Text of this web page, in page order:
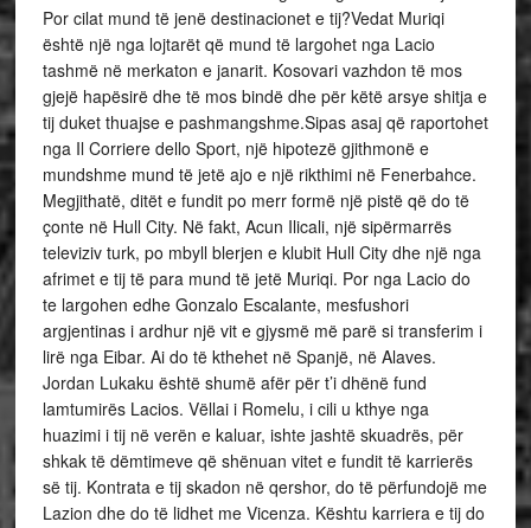
Por cilat mund të jenë destinacionet e tij?Vedat Muriqi
është një nga lojtarët që mund të largohet nga Lacio
tashmë në merkaton e janarit. Kosovari vazhdon të mos
gjejë hapësirë ​​dhe të mos bindë dhe për këtë arsye shitja e
tij duket thuajse e pashmangshme.Sipas asaj që raportohet
nga Il Corriere dello Sport, një hipotezë gjithmonë e
mundshme mund të jetë ajo e një rikthimi në Fenerbahce.
Megjithatë, ditët e fundit po merr formë një pistë që do të
çonte në Hull City. Në fakt, Acun Ilicali, një sipërmarrës
televiziv turk, po mbyll blerjen e klubit Hull City dhe një nga
afrimet e tij të para mund të jetë Muriqi. Por nga Lacio do
te largohen edhe Gonzalo Escalante, mesfushori
argjentinas i ardhur një vit e gjysmë më parë si transferim i
lirë nga Eibar. Ai do të kthehet në Spanjë, në Alaves.
Jordan Lukaku është shumë afër për t’i dhënë fund
lamtumirës Lacios. Vëllai i Romelu, i cili u kthye nga
huazimi i tij në verën e kaluar, ishte jashtë skuadrës, për
shkak të dëmtimeve që shënuan vitet e fundit të karrierës
së tij. Kontrata e tij skadon në qershor, do të përfundojë me
Lazion dhe do të lidhet me Vicenza. Kështu karriera e tij do